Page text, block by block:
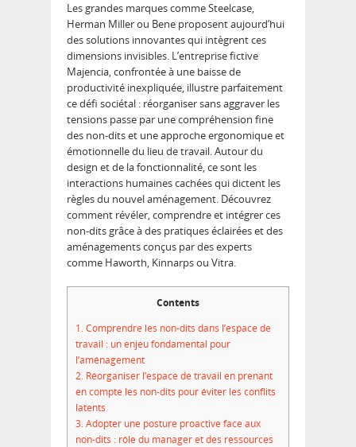
Les grandes marques comme Steelcase,
Herman Miller ou Bene proposent aujourd’hui
des solutions innovantes qui intègrent ces
dimensions invisibles. L’entreprise fictive
Majencia, confrontée à une baisse de
productivité inexpliquée, illustre parfaitement
ce défi sociétal : réorganiser sans aggraver les
tensions passe par une compréhension fine
des non-dits et une approche ergonomique et
émotionnelle du lieu de travail. Autour du
design et de la fonctionnalité, ce sont les
interactions humaines cachées qui dictent les
règles du nouvel aménagement. Découvrez
comment révéler, comprendre et intégrer ces
non-dits grâce à des pratiques éclairées et des
aménagements conçus par des experts
comme Haworth, Kinnarps ou Vitra.
Contents
1.Comprendre les non-dits dans l’espace de
travail : un enjeu fondamental pour
l’aménagement
2. Réorganiser l’espace de travail en prenant
en compte les non-dits pour éviter les conflits
latents
3.Adopter une posture proactive face aux
non-dits : rôle du manager et des ressources